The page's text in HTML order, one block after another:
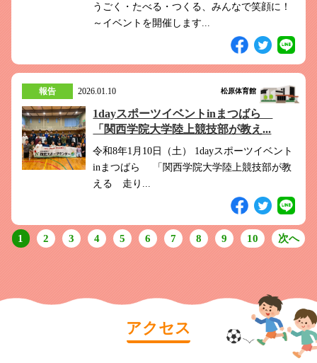
うごく・たべる・つくる、みんなで笑顔に！
～イベントを開催します...
報告 2026.01.10 松原体育館
1dayスポーツイベントinまつばら
「関西学院大学陸上競技部が教え...
令和8年1月10日（土） 1dayスポーツイベント
inまつばら 「関西学院大学陸上競技部が教
える 走り...
1 2 3 4 5 6 7 8 9 10 次へ
アクセス